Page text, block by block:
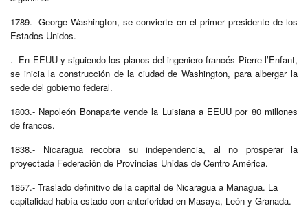
1789.- George Washington, se convierte en el primer presidente de los
Estados Unidos.
.- En EEUU y siguiendo los planos del ingeniero francés Pierre l’Enfant,
se inicia la construcción de la ciudad de Washington, para albergar la
sede del gobierno federal.
1803.- Napoleón Bonaparte vende la Luisiana a EEUU por 80 millones
de francos.
1838.- Nicaragua recobra su independencia, al no prosperar la
proyectada Federación de Provincias Unidas de Centro América.
1857.- Traslado definitivo de la capital de Nicaragua a Managua. La
capitalidad había estado con anterioridad en Masaya, León y Granada.